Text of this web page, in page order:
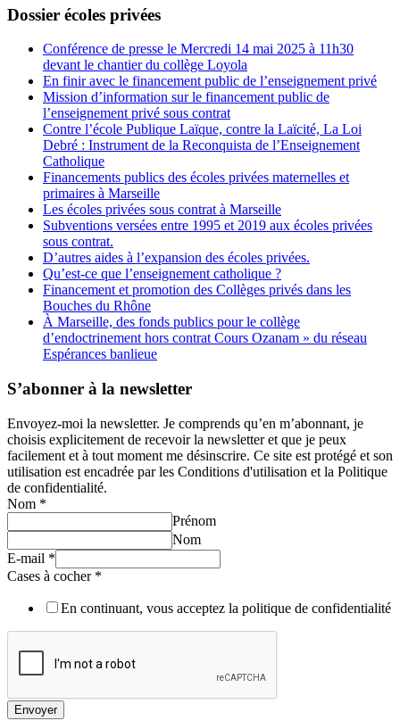
Dossier écoles privées
Conférence de presse le Mercredi 14 mai 2025 à 11h30
devant le chantier du collège Loyola
En finir avec le financement public de l’enseignement privé
Mission d’information sur le financement public de
l’enseignement privé sous contrat
Contre l’école Publique Laïque, contre la Laïcité, La Loi
Debré : Instrument de la Reconquista de l’Enseignement
Catholique
Financements publics des écoles privées maternelles et
primaires à Marseille
Les écoles privées sous contrat à Marseille
Subventions versées entre 1995 et 2019 aux écoles privées
sous contrat.
D’autres aides à l’expansion des écoles privées.
Qu’est-ce que l’enseignement catholique ?
Financement et promotion des Collèges privés dans les
Bouches du Rhône
À Marseille, des fonds publics pour le collège
d’endoctrinement hors contrat Cours Ozanam » du réseau
Espérances banlieue
S’abonner à la newsletter
Envoyez-moi la newsletter. Je comprends qu’en m’abonnant, je
choisis explicitement de recevoir la newsletter et que je peux
facilement et à tout moment me désinscrire. Ce site est protégé et son
utilisation est encadrée par les Conditions d'utilisation et la Politique
de confidentialité.
Nom *
Prénom
Nom
E-mail *
Cases à cocher *
En continuant, vous acceptez la politique de confidentialité
Envoyer